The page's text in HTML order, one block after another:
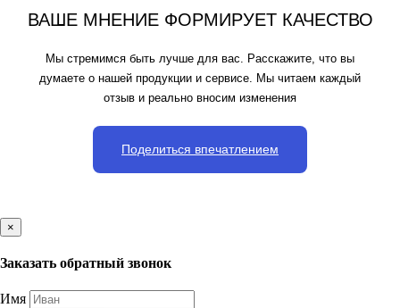
ВАШЕ МНЕНИЕ ФОРМИРУЕТ КАЧЕСТВО
Мы стремимся быть лучше для вас. Расскажите, что вы
думаете о нашей продукции и сервисе. Мы читаем каждый
отзыв и реально вносим изменения
Поделиться впечатлением
×
Заказать обратный звонок
Имя